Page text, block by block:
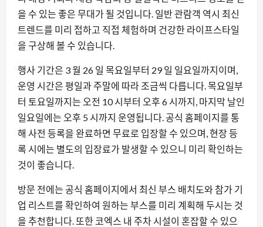
을 수 있는 좋은 무대가 될 것입니다. 일반 관람객 역시 최신
트렌드를 미리 접하고 직접 체험하며 건강한 라이프스타일
을 구상해 볼 수 있습니다.
행사 기간은 3 월 26 일 목요일부터 29 일 일요일까지이며,
운영 시간은 평일과 주말에 따라 조금씩 다릅니다. 목요일부
터 토요일까지는 오전 10 시부터 오후 6 시까지, 마지막 날인
일요일에는 오후 5 시까지 운영됩니다. 공식 홈페이지를 통
해 사전 등록을 완료하면 무료로 입장할 수 있으며, 현장 등
록 시에는 별도의 입장료가 발생할 수 있으니 미리 확인하는
것이 좋습니다.
방문 전에는 공식 홈페이지에서 최신 부스 배치도와 참가 기
업 리스트를 확인하여 원하는 부스를 미리 계획해 두시는 것
을 추천합니다. 또한 코엑스 내 주차 시설이 혼잡할 수 있으